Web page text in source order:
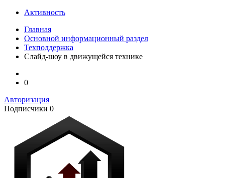
Активность
Главная
Основной информационный раздел
Техподдержка
Слайд-шоу в движущейся технике
0
Авторизация
Подписчики 0